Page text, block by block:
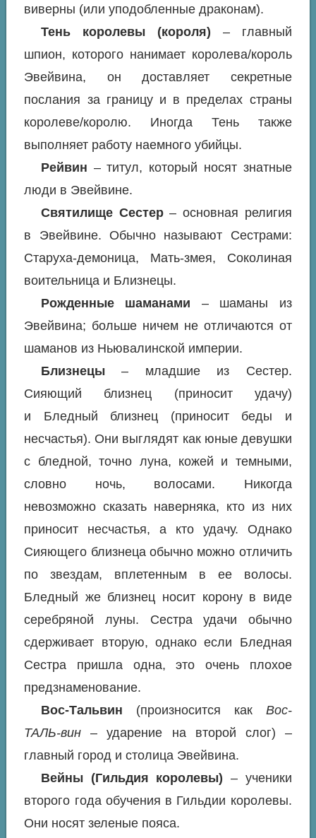
виверны (или уподобленные драконам).
Тень королевы (короля) – главный
шпион, которого нанимает королева/король
Эвейвина, он доставляет секретные
послания за границу и в пределах страны
королеве/королю. Иногда Тень также
выполняет работу наемного убийцы.
Рейвин – титул, который носят знатные
люди в Эвейвине.
Святилище Сестер– основная религия
в Эвейвине. Обычно называют Сестрами:
Старуха-демоница, Мать-змея, Соколиная
воительница и Близнецы.
Рожденные шаманами – шаманы из
Эвейвина; больше ничем не отличаются от
шаманов из Ньювалинской империи.
Близнецы – младшие из Сестер.
Сияющий близнец (приносит удачу)
и Бледный близнец (приносит беды и
несчастья). Они выглядят как юные девушки
с бледной, точно луна, кожей и темными,
словно ночь, волосами. Никогда
невозможно сказать наверняка, кто из них
приносит несчастья, а кто удачу. Однако
Сияющего близнеца обычно можно отличить
по звездам, вплетенным в ее волосы.
Бледный же близнец носит корону в виде
серебряной луны. Сестра удачи обычно
сдерживает вторую, однако если Бледная
Сестра пришла одна, это очень плохое
предзнаменование.
Вос-Тальвин (произносится как Вос-
ТАЛЬ-вин – ударение на второй слог) –
главный город и столица Эвейвина.
Вейны (Гильдия королевы) – ученики
второго года обучения в Гильдии королевы.
Они носят зеленые пояса.